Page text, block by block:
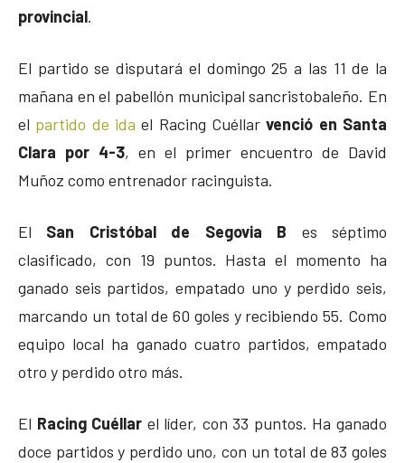
provincial.
El partido se disputará el domingo 25 a las 11 de la
mañana en el pabellón municipal sancristobaleño. En
el partido de ida el Racing Cuéllarvenció en Santa
Clara por 4-3, en el primer encuentro de David
Muñoz como entrenador racinguista.
El San Cristóbal de Segovia B es séptimo
clasificado, con 19 puntos. Hasta el momento ha
ganado seis partidos, empatado uno y perdido seis,
marcando un total de 60 goles y recibiendo 55. Como
equipo local ha ganado cuatro partidos, empatado
otro y perdido otro más.
El Racing Cuéllar el líder, con 33 puntos. Ha ganado
doce partidos y perdido uno, con un total de 83 goles